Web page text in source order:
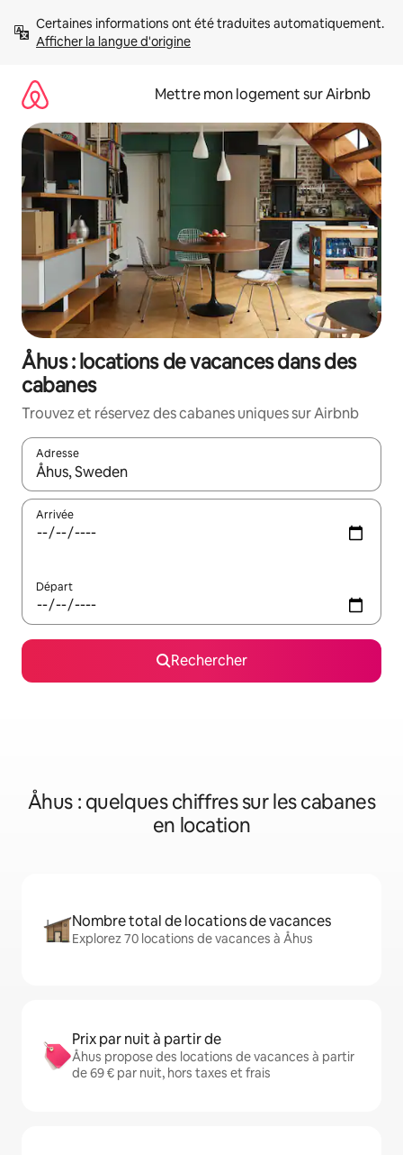
directement
Afficher la langue d'origine
Mettre mon logement sur Airbnb
Åhus : locations de vacances dans des
cabanes
Trouvez et réservez des cabanes uniques sur Airbnb
Adresse
Lorsque les résultats s'affichent, utilisez les flèches vers le
Arrivée
Départ
Rechercher
Åhus : quelques chiffres sur les cabanes
en location
Nombre total de locations de vacances
Explorez 70 locations de vacances à Åhus
Prix par nuit à partir de
Åhus propose des locations de vacances à partir
de 69 € par nuit, hors taxes et frais